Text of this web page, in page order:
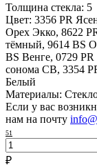
Толщина стекла: 5
Цвет: 3356 PR
Орех Экко, 8622
тёмный, 9614 BS
BS Венге, 0729
сонома СВ, 3354
Белый
Материалы:
Если у вас
нам на почту
51
₽